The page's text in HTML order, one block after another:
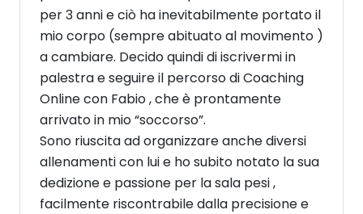
per 3 anni e ciò ha inevitabilmente portato il
mio corpo (sempre abituato al movimento )
a cambiare. Decido quindi di iscrivermi in
palestra e seguire il percorso di Coaching
Online con Fabio , che è prontamente
arrivato in mio “soccorso”.
Sono riuscita ad organizzare anche diversi
allenamenti con lui e ho subito notato la sua
dedizione e passione per la sala pesi ,
facilmente riscontrabile dalla precisione e